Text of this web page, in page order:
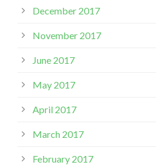
December 2017
November 2017
June 2017
May 2017
April 2017
March 2017
February 2017